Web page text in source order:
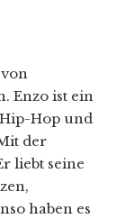
Enzo ist ein
Hop und
der
liebt seine
haben es